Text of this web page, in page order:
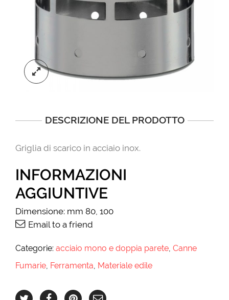
DESCRIZIONE DEL PRODOTTO
Griglia di scarico in acciaio inox.
INFORMAZIONI
AGGIUNTIVE
Dimensione: mm 80, 100
Email to a friend
Categorie: acciaio mono e doppia parete, Canne
Fumarie, Ferramenta, Materiale edile